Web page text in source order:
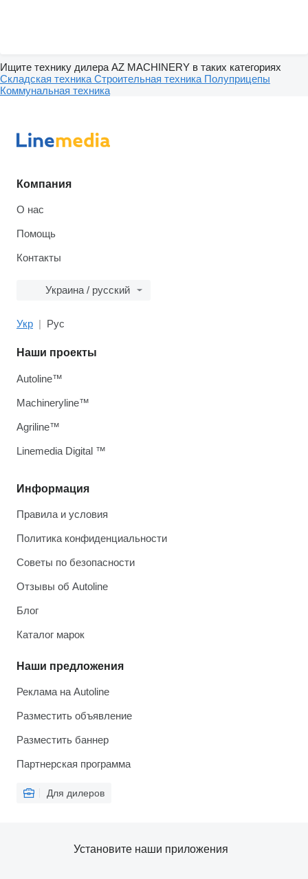
Ищите технику дилера AZ MACHINERY в таких категориях
Складская техника Строительная техника Полуприцепы
Коммунальная техника
Компания
О нас
Помощь
Контакты
Украина / русский
Укр Рус
Информация
Правила и условия
Политика конфиденциальности
Советы по безопасности
Отзывы об Autoline
Блог
Каталог марок
Наши предложения
Реклама на Autoline
Разместить объявление
Разместить баннер
Партнерская программа
Для дилеров
Наши проекты
Autoline™
Machineryline™
Agriline™
Linemedia Digital ™
Установите наши приложения